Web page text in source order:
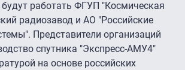
работать ФГУП "Космическая
радиозавод и АО "Российские
Представители организаций
спутника "Экспресс-АМУ4″
на основе российских